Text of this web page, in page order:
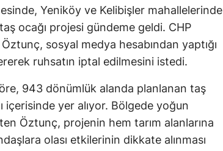
Yeniköy ve Kelibişler mahallelerinde
ocağı projesi gündeme geldi. CHP
sosyal medya hesabından yaptığı
ruhsatın iptal edilmesini istedi.
943 dönümlük alanda planlanan taş
içerisinde yer alıyor. Bölgede yoğun
Öztunç, projenin hem tarım alanlarına
olası etkilerinin dikkate alınması